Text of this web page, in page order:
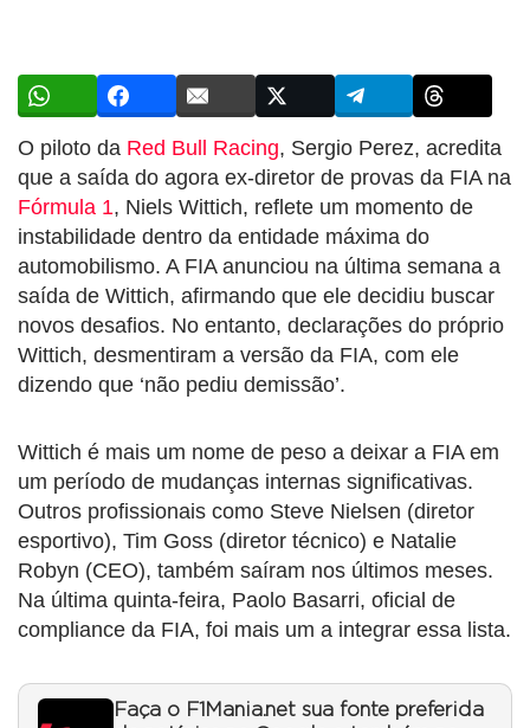
O piloto da Red Bull Racing, Sergio Perez, acredita
que a saída do agora ex-diretor de provas da FIA na
Fórmula 1, Niels Wittich, reflete um momento de
instabilidade dentro da entidade máxima do
automobilismo. A FIA anunciou na última semana a
saída de Wittich, afirmando que ele decidiu buscar
novos desafios. No entanto, declarações do próprio
Wittich, desmentiram a versão da FIA, com ele
dizendo que ‘não pediu demissão’.
Wittich é mais um nome de peso a deixar a FIA em
um período de mudanças internas significativas.
Outros profissionais como Steve Nielsen (diretor
esportivo), Tim Goss (diretor técnico) e Natalie
Robyn (CEO), também saíram nos últimos meses.
Na última quinta-feira, Paolo Basarri, oficial de
compliance da FIA, foi mais um a integrar essa lista.
Faça o F1Mania.net sua fonte preferida